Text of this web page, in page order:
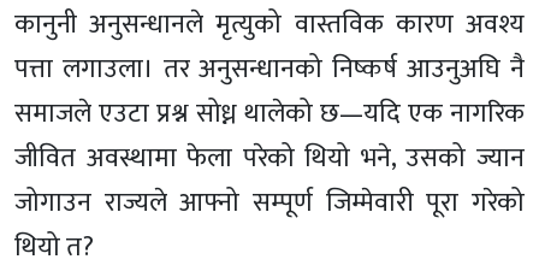
कानुनी अनुसन्धानले मृत्युको वास्तविक कारण अवश्य
पत्ता लगाउला। तर अनुसन्धानको निष्कर्ष आउनुअघि नै
समाजले एउटा प्रश्न सोध्न थालेको छ—यदि एक नागरिक
जीवित अवस्थामा फेला परेको थियो भने, उसको ज्यान
जोगाउन राज्यले आफ्नो सम्पूर्ण जिम्मेवारी पूरा गरेको
थियो त?